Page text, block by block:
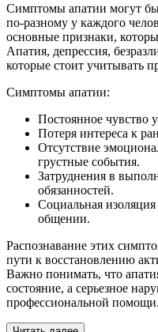
Симптомы апатии могут
по-разному у каждого
основные признаки,
Апатия, депрессия,
которые стоит учитывать
Симптомы апатии:
Постоянное чувство
Потеря интереса к
Отсутствие
грустные события.
Затруднения в
обязанностей.
Социальная
общении.
Распознавание этих
пути к восстановлению
Важно понимать, что
состояние, а серьезное
профессиональной помощи.